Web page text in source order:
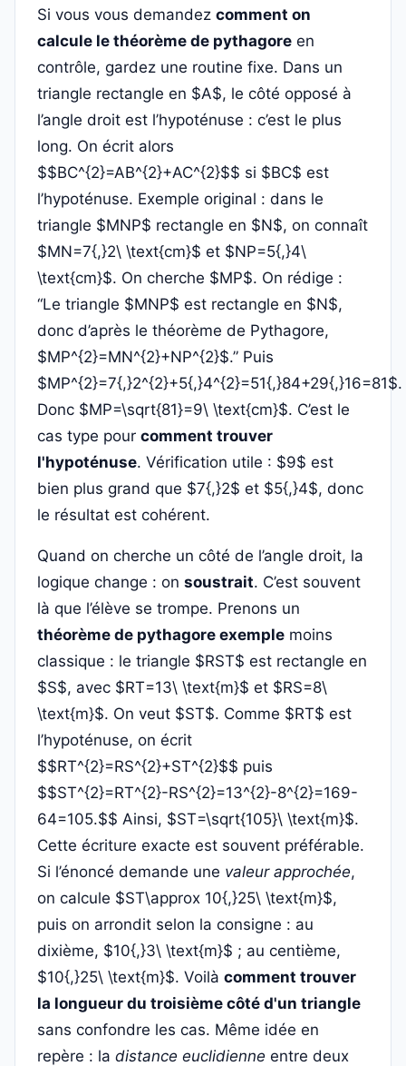
Si vous vous demandez comment on
calcule le théorème de pythagore en
contrôle, gardez une routine fixe. Dans un
triangle rectangle en $A$, le côté opposé à
l’angle droit est l’hypoténuse : c’est le plus
long. On écrit alors
$$BC^{2}=AB^{2}+AC^{2}$$ si $BC$ est
l’hypoténuse. Exemple original : dans le
triangle $MNP$ rectangle en $N$, on connaît
$MN=7{,}2\ \text{cm}$ et $NP=5{,}4\
\text{cm}$. On cherche $MP$. On rédige :
“Le triangle $MNP$ est rectangle en $N$,
donc d’après le théorème de Pythagore,
$MP^{2}=MN^{2}+NP^{2}$.” Puis
$MP^{2}=7{,}2^{2}+5{,}4^{2}=51{,}84+29{,}16=81$.
Donc $MP=\sqrt{81}=9\ \text{cm}$. C’est le
cas type pour comment trouver
l'hypoténuse. Vérification utile : $9$ est
bien plus grand que $7{,}2$ et $5{,}4$, donc
le résultat est cohérent.
Quand on cherche un côté de l’angle droit, la
logique change : on soustrait. C’est souvent
là que l’élève se trompe. Prenons un
théorème de pythagore exemple moins
classique : le triangle $RST$ est rectangle en
$S$, avec $RT=13\ \text{m}$ et $RS=8\
\text{m}$. On veut $ST$. Comme $RT$ est
l’hypoténuse, on écrit
$$RT^{2}=RS^{2}+ST^{2}$$ puis
$$ST^{2}=RT^{2}-RS^{2}=13^{2}-8^{2}=169-
64=105.$$ Ainsi, $ST=\sqrt{105}\ \text{m}$.
Cette écriture exacte est souvent préférable.
Si l’énoncé demande une valeur approchée,
on calcule $ST\approx 10{,}25\ \text{m}$,
puis on arrondit selon la consigne : au
dixième, $10{,}3\ \text{m}$ ; au centième,
$10{,}25\ \text{m}$. Voilà comment trouver
la longueur du troisième côté d'un triangle
sans confondre les cas. Même idée en
repère : la distance euclidienne entre deux